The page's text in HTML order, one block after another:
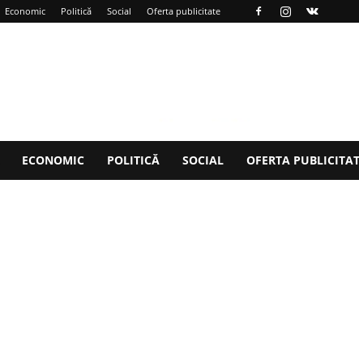
Economic Politică Social Oferta publicitate
ECONOMIC POLITICĂ SOCIAL OFERTA